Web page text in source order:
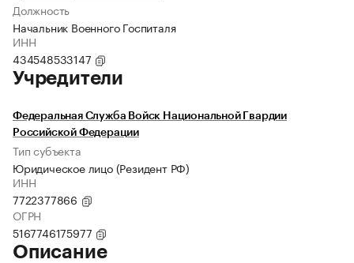
Должность
Начальник Военного Госпиталя
ИНН
434548533147
Учредители
Федеральная Служба Войск Национальной Гвардии
Российской Федерации
Тип субъекта
Юридическое лицо (Резидент РФ)
ИНН
7722377866
ОГРН
5167746175977
Описание